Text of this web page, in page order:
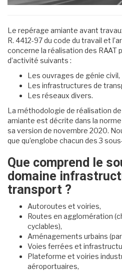
Le repérage amiante avant
R. 4412-97 du code du travail et
concerne la réalisation des RAAT
d’activité suivants :
Les ouvrages de génie civil,
Les infrastructures de
Les réseaux divers.
La méthodologie de réalisation
amiante est décrite dans la
sa version de novembre 2020.
que qu’englobe chacun des 3
Que comprend le
domaine
transport ?
Autoroutes et voiries,
Routes en agglomération
cyclables),
Aménagements urbains
Voies ferrées et
Plateforme et voiries
aéroportuaires,